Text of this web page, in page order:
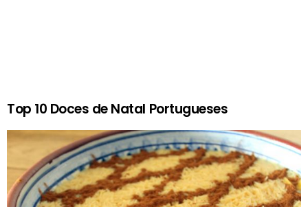
Top 10 Doces de Natal Portugueses